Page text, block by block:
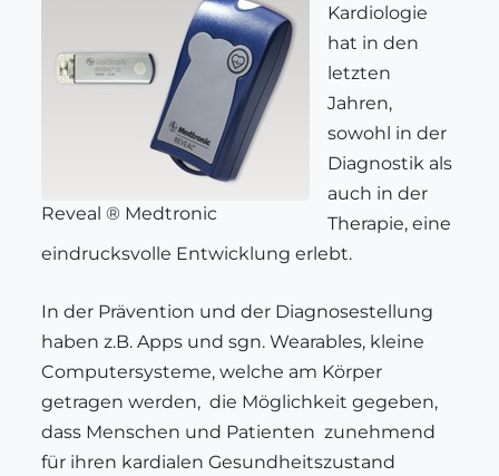
Reveal ® Medtronic
Kardiologie
hat in den
letzten
Jahren,
sowohl in der
Diagnostik als
auch in der
Therapie, eine
eindrucksvolle Entwicklung erlebt.
In der Prävention und der Diagnosestellung
haben z.B. Apps und sgn. Wearables, kleine
Computersysteme, welche am Körper
getragen werden, die Möglichkeit gegeben,
dass Menschen und Patienten zunehmend
für ihren kardialen Gesundheitszustand